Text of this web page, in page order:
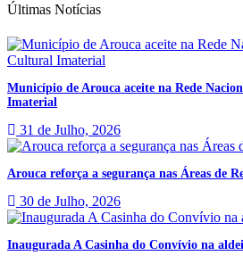
Últimas Notícias
Município de Arouca aceite na Rede
Imaterial
31 de Julho, 2026
Arouca reforça a segurança nas Áreas de
30 de Julho, 2026
Inaugurada A Casinha do Convívio na